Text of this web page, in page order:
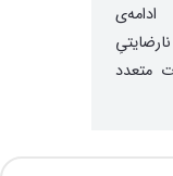
نارضایتیِ
متعدد